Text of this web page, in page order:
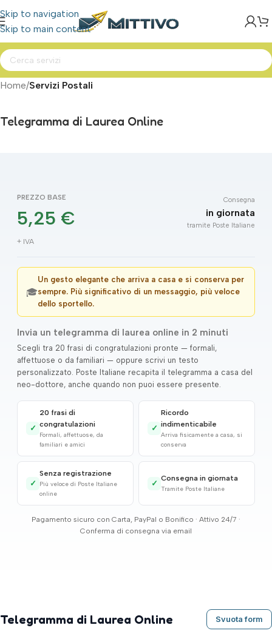
Skip to navigation
Skip to main content
Home Servizi Postali
Telegramma di Laurea Online
PREZZO BASE
5,25 €
+ IVA
Consegna
in giornata
tramite Poste Italiane
🎓
Un gesto elegante che arriva a casa e si conserva per
sempre. Più significativo di un messaggio, più veloce
dello sportello.
Invia un telegramma di laurea online in 2 minuti
Scegli tra 20 frasi di congratulazioni pronte — formali,
affettuose o da familiari — oppure scrivi un testo
personalizzato. Poste Italiane recapita il telegramma a casa del
neo-dottore, anche quando non puoi essere presente.
✓
20 frasi di
congratulazioni
Formali, affettuose, da
familiari e amici
✓
Ricordo
indimenticabile
Arriva fisicamente a casa, si
conserva
✓
Senza registrazione
Più veloce di Poste Italiane
online
✓
Consegna in giornata
Tramite Poste Italiane
Pagamento sicuro con Carta, PayPal o Bonifico · Attivo 24/7 ·
Conferma di consegna via email
Telegramma di Laurea Online Svuota form